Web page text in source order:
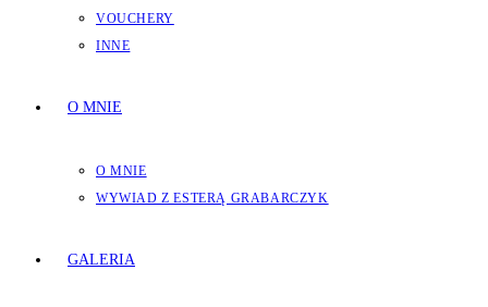
VOUCHERY
INNE
O MNIE
O MNIE
WYWIAD Z ESTERĄ GRABARCZYK
GALERIA